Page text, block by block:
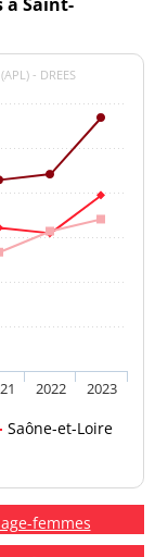
- DREES
Saône-et-Loire
2022 2023
femmes